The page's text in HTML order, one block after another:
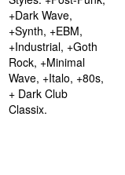
+Dark Wave,
+Synth, +EBM,
+Industrial, +Goth
Rock, +Minimal
Wave, +Italo, +80s,
+ Dark Club
Classix.